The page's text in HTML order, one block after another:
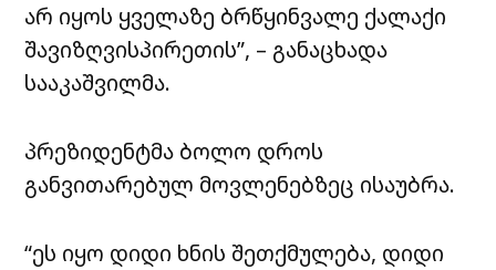
არ იყოს ყველაზე ბრწყინვალე ქალაქი
შავიზღვისპირეთის”, – განაცხადა
სააკაშვილმა.
პრეზიდენტმა ბოლო დროს
განვითარებულ მოვლენებზეც ისაუბრა.
“ეს იყო დიდი ხნის შეთქმულება, დიდი